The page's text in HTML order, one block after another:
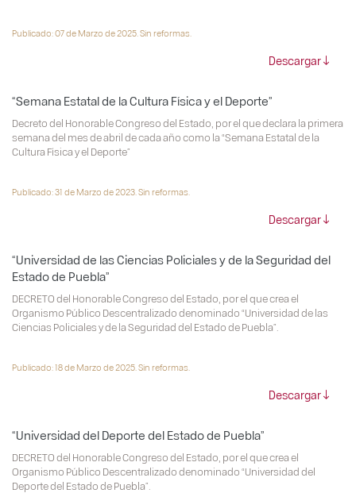
Publicado: 07 de Marzo de 2025. Sin reformas.
Descargar
“Semana Estatal de la Cultura Física y el Deporte”
Decreto del Honorable Congreso del Estado, por el que declara la primera
semana del mes de abril de cada año como la “Semana Estatal de la
Cultura Física y el Deporte”
Publicado: 31 de Marzo de 2023. Sin reformas.
Descargar
“Universidad de las Ciencias Policiales y de la Seguridad del
Estado de Puebla”
DECRETO del Honorable Congreso del Estado, por el que crea el
Organismo Público Descentralizado denominado “Universidad de las
Ciencias Policiales y de la Seguridad del Estado de Puebla”.
Publicado: 18 de Marzo de 2025. Sin reformas.
Descargar
“Universidad del Deporte del Estado de Puebla”
DECRETO del Honorable Congreso del Estado, por el que crea el
Organismo Público Descentralizado denominado “Universidad del
Deporte del Estado de Puebla”.